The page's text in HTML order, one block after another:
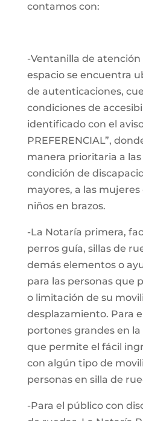
contamos con:
-Ventanilla de
espacio se encuentra
de autenticaciones,
condiciones de
identificado con el
PREFERENCIAL”,
manera prioritaria a
condición de
mayores, a las
niños en brazos.
-La Notaría primera,
perros guía, sillas de
demás elementos o
para las personas que
o limitación de su
desplazamiento. Para
portones grandes en
que permite el fácil
con algún tipo de
personas en silla de
-Para el público con